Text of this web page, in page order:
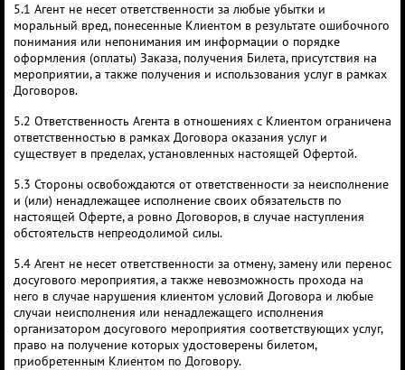
5.1 Агент не несет ответственности за любые убытки и
моральный вред, понесенные Клиентом в результате ошибочного
понимания или непонимания им информации о порядке
оформления (оплаты) Заказа, получения Билета, присутствия на
мероприятии, а также получения и использования услуг в рамках
Договоров.
5.2 Ответственность Агента в отношениях с Клиентом ограничена
ответственностью в рамках Договора оказания услуг и
существует в пределах, установленных настоящей Офертой.
5.3 Стороны освобождаются от ответственности за неисполнение
и (или) ненадлежащее исполнение своих обязательств по
настоящей Оферте, а ровно Договоров, в случае наступления
обстоятельств непреодолимой силы.
5.4 Агент не несет ответственности за отмену, замену или перенос
досугового мероприятия, а также невозможность прохода на
него в случае нарушения клиентом условий Договора и любые
случаи неисполнения или ненадлежащего исполнения
организатором досугового мероприятия соответствующих услуг,
право на получение которых удостоверены билетом,
приобретенным Клиентом по Договору.